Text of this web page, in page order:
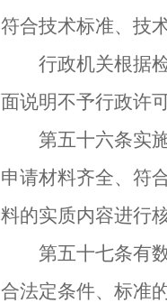
符合技术标准、技
行政机关根据检
面说明不予行政许
第五十六条实施
申请材料齐全、符
料的实质内容进行
第五十七条有数
合法定条件、标准